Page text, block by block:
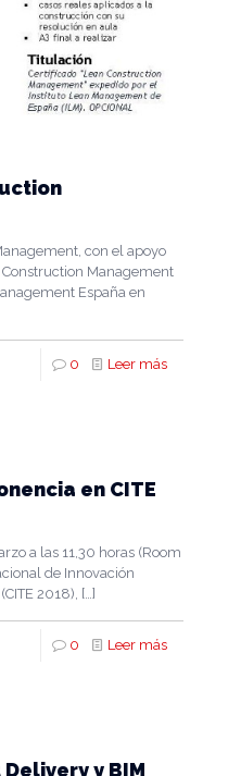
con el apoyo
Management
España en
0 Leer más
en CITE
a las 11,30 horas (Room
de Innovación
2018), […]
0 Leer más
y BIM